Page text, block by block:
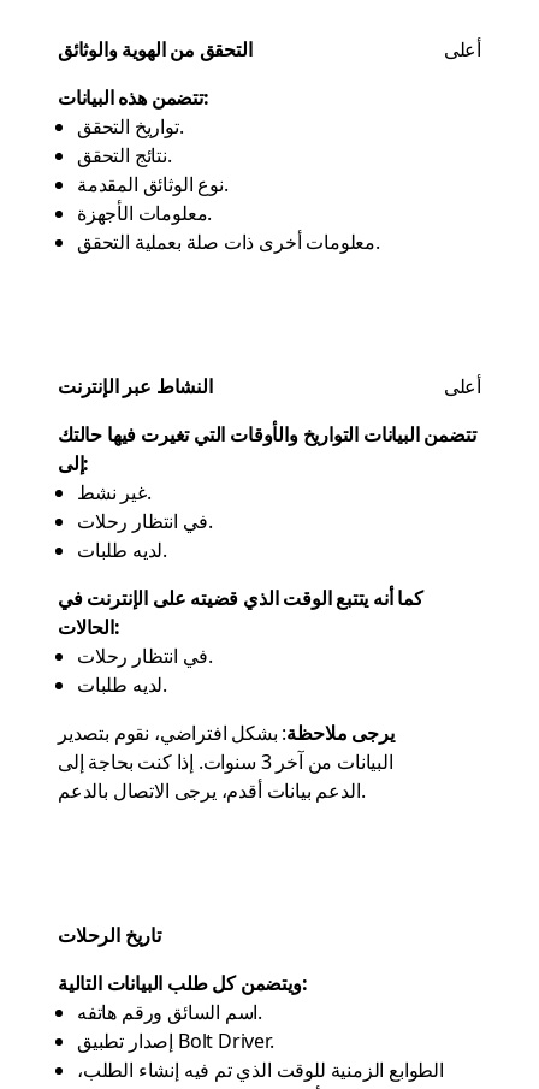
التحقق من الهوية والوثائق
أعلى
تتضمن هذه البيانات:
تواريخ التحقق.
نتائج التحقق.
نوع الوثائق المقدمة.
معلومات الأجهزة.
معلومات أخرى ذات صلة بعملية التحقق.
النشاط عبر الإنترنت
أعلى
تتضمن البيانات التواريخ والأوقات التي تغيرت فيها حالتك
إلى:
غير نشط.
في انتظار رحلات.
لديه طلبات.
كما أنه يتتبع الوقت الذي قضيته على الإنترنت في
الحالات:
في انتظار رحلات.
لديه طلبات.
يرجى ملاحظة: بشكل افتراضي، نقوم بتصدير
البيانات من آخر 3 سنوات. إذا كنت بحاجة إلى
الدعم.
تاريخ الرحلات
ويتضمن كل طلب البيانات التالية:
اسم السائق ورقم هاتفه.
إصدار تطبيق Bolt Driver.
الطوابع الزمنية للوقت الذي تم فيه إنشاء الطلب،